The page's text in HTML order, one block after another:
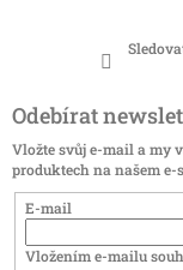
Odebírat
Vložte svůj e-mail a my
produktech na našem e-
E-mail
Vložením e-mailu